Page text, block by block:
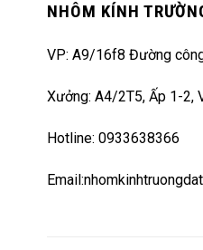
NHÔM KÍNH
VP: A9/16f8 Đường công
Xưởng: A4/2T5, Ấp 1-2,
Hotline: 0933638366